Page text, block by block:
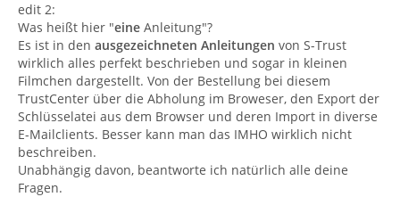
edit 2:
Was heißt hier "eine Anleitung"?
Es ist in den ausgezeichneten Anleitungen von S-Trust
wirklich alles perfekt beschrieben und sogar in kleinen
Filmchen dargestellt. Von der Bestellung bei diesem
TrustCenter über die Abholung im Broweser, den Export der
Schlüsselatei aus dem Browser und deren Import in diverse
E-Mailclients. Besser kann man das IMHO wirklich nicht
beschreiben.
Unabhängig davon, beantworte ich natürlich alle deine
Fragen.